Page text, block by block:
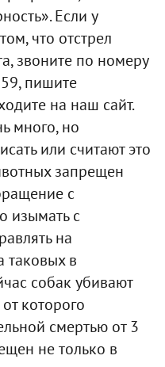
Если у
что отстрел
звоните по номеру
пишите
на наш сайт.
много, но
или считают это
запрещен
с
изымать с
на
таковых в
собак убивают
которого
смертью от 3
не только в